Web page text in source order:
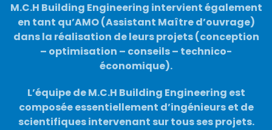
M.C.H Building Engineering intervient également
en tant qu’AMO (Assistant Maître d’ouvrage)
dans la réalisation de leurs projets (conception
– optimisation – conseils – technico-
économique).
L’équipe de M.C.H Building Engineering est
composée essentiellement d’ingénieurs et de
scientifiques intervenant sur tous ses projets.